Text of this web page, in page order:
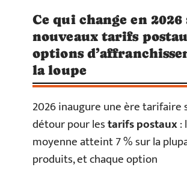
Ce qui change en 2026
nouveaux tarifs
options
la loupe
2026 inaugure une ère tarifaire
détour pour lestarifs postaux:
moyenne atteint 7 % sur la
produits, et chaque option